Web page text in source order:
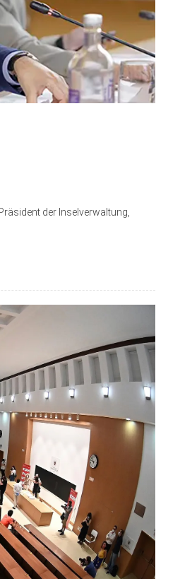
der Inselverwaltung,